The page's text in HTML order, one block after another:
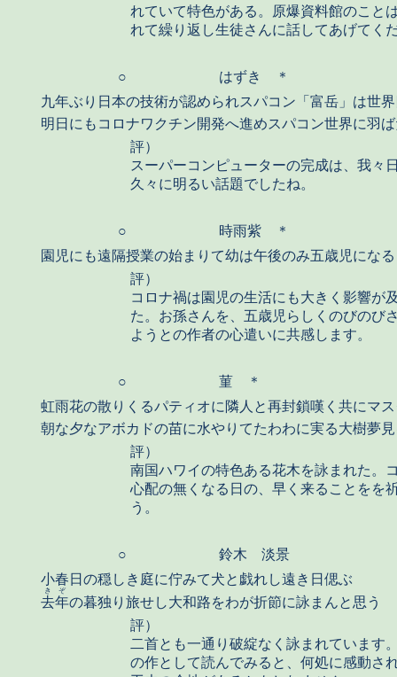
れていて特色がある。原爆資料館のこと
れて繰り返し生徒さんに話してあげてく
○
はずき ＊
九年ぶり日本の技術が認められスパコン「富岳」は世
明日にもコロナワクチン開発へ進めスパコン世界に羽
評）
スーパーコンピューターの完成は、我々
久々に明るい話題でしたね。
○
時雨紫 ＊
園児にも遠隔授業の始まりて幼は午後のみ五歳児になる
評）
コロナ禍は園児の生活にも大きく影響が
た。お孫さんを、五歳児らしくのびのび
ようとの作者の心遣いに共感します。
○
菫 ＊
虹雨花の散りくるパティオに隣人と再封鎖嘆く共にマ
朝な夕なアボカドの苗に水やりてたわわに実る大樹夢
評）
南国ハワイの特色ある花木を詠まれた。
心配の無くなる日の、早く来ることをを
う。
○
鈴木 淡景
小春日の穏しき庭に佇みて犬と戯れし遠き日偲ぶ
去年
きぞ
の暮独り旅せし大和路をわが折節に詠まんと思う
評）
二首とも一通り破綻なく詠まれています
の作として読んでみると、何処に感動さ